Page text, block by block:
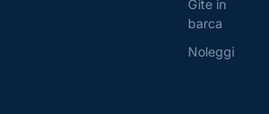
Gite in
barca
Noleggi